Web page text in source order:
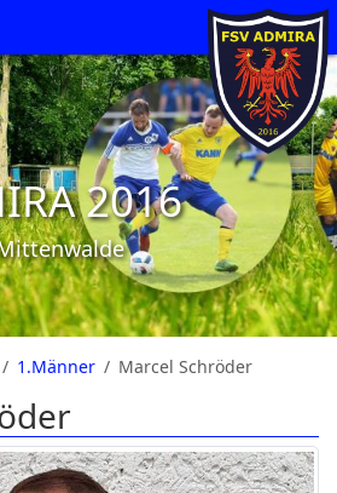
2016
1.Männer Marcel Schröder